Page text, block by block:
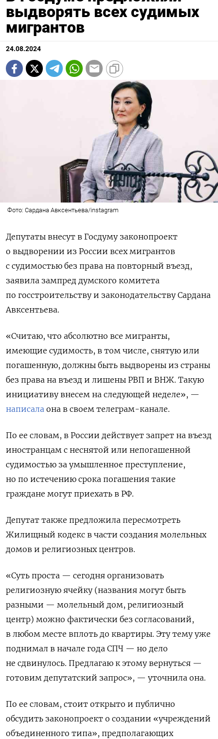
выдворять всех судимых
мигрантов
24.08.2024
Фото: Сардана Авксентьева/instagram
Депутаты внесут в Госдуму законопроект
о выдворении из России всех мигрантов
с судимостью без права на повторный въезд,
заявила зампред думского комитета
по госстроительству и законодательству Сардана
Авксентьева.
«Считаю, что абсолютно все мигранты,
имеющие судимость, в том числе, снятую или
погашенную, должны быть выдворены из страны
без права на въезд и лишены РВП и ВНЖ. Такую
инициативу внесем на следующей неделе», —
написала она в своем телеграм-канале.
По ее словам, в России действует запрет на въезд
иностранцам с неснятой или непогашенной
судимостью за умышленное преступление,
но по истечению срока погашения такие
граждане могут приехать в РФ.
Депутат также предложила пересмотреть
Жилищный кодекс в части создания молельных
домов и религиозных центров.
«Суть проста — сегодня организовать
религиозную ячейку (названия могут быть
разными — молельный дом, религиозный
центр) можно фактически без согласований,
в любом месте вплоть до квартиры. Эту тему уже
поднимал в начале года СПЧ — но дело
не сдвинулось. Предлагаю к этому вернуться —
готовим депутатский запрос», — уточнила она.
По ее словам, стоит открыто и публично
обсудить законопроект о создании «учреждений
объединенного типа», предполагающих